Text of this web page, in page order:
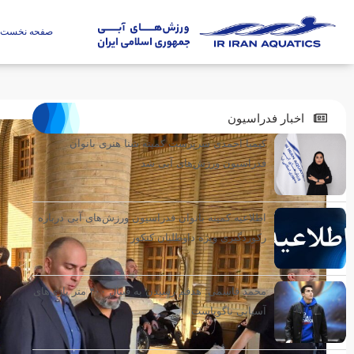
صفحه نخست
اخبار فدراسیون
کیمیا احمدی سرپرست کمیته شنا هنری بانوان
فدراسیون ورزش‌های آبی شد
اطلاعیه کمیته بانوان فدراسیون ورزش‌های آبی درباره
رکوردگیری ویژه داوطلبان کنکور
محمد قاسمی: هدفم رسیدن به فینال ۴۰۰ متر بازی‌های
آسیایی ناگویاست